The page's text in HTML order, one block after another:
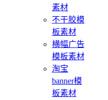
素材
不干胶模
板素材
横幅广告
模板素材
淘宝
banner模
板素材